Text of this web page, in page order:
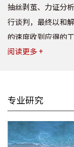
抽丝剥茧、力证分
行谈判，最终以和
的速度收到应得的
各类工程款、材料款
私有企业，而广西
买卖合同被纪检部
阅读更多 +
专业研究